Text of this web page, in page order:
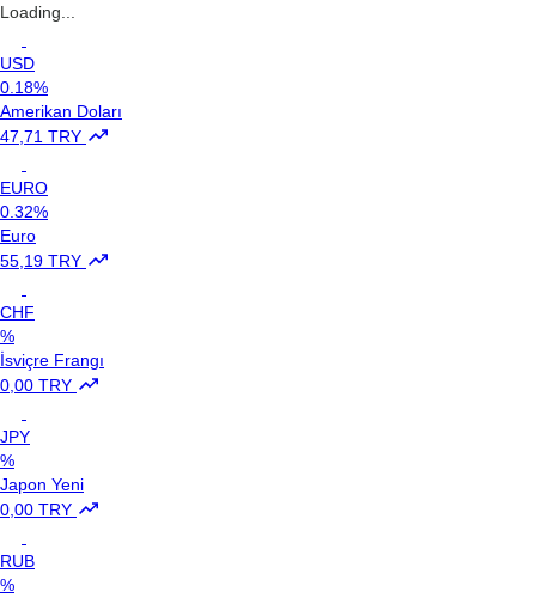
Loading...
USD
0.18%
Amerikan Doları
47,71 TRY
EURO
0.32%
Euro
55,19 TRY
CHF
%
İsviçre Frangı
0,00 TRY
JPY
%
Japon Yeni
0,00 TRY
RUB
%